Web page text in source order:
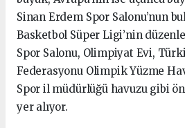
Sinan Erdem Spor Salonu’nun
Basketbol Süper Ligi’nin
Spor Salonu, Olimpiyat Evi,
Federasyonu Olimpik Yüzme
Spor il müdürlüğü havuzu gibi
yer alıyor.